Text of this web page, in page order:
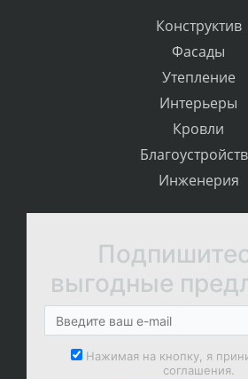
Конструктив
Фасады
Утепление
Интерьеры
Кровли
Инженерия
выгодные
Нажимая на кнопку, я
соглашения.